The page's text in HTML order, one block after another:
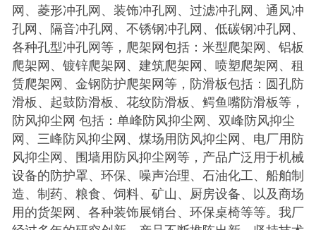
网、菱形冲孔网、装饰冲孔网、过滤冲孔网、通风冲
孔网、隔音冲孔网、不锈钢冲孔网、低碳钢冲孔网、
各种孔型冲孔网等，爬架网包括：米型爬架网、铝板
爬架网、镀锌爬架网、建筑爬架网、喷塑爬架网、租
赁爬架网、金钢防护爬架网等，防滑板包括：圆孔防
滑板、起鼓防滑板、花纹防滑板、鳄鱼嘴防滑板等，
防风抑尘网 包括：单峰防风抑尘网、双峰防风抑尘
网、三峰防风抑尘网、煤场用防风抑尘网、电厂用防
风抑尘网、围墙用防风抑尘网等，产品广泛用于机械
设备的防护罩、环保、噪声治理、石油化工、船舶制
造、制药、粮食、饲料、矿山、厨房设备、以及商场
用的货架网、各种装饰展销台、环保桌椅等等。我厂